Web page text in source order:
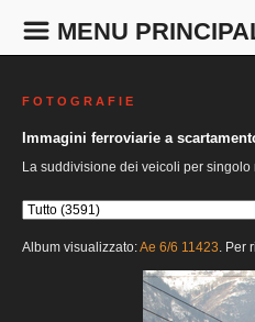
MENU
F O T O G R A F I E
Immagini ferroviarie a
La suddivisione dei veicoli per
Album visualizzato:Ae 6/6 11423. Per